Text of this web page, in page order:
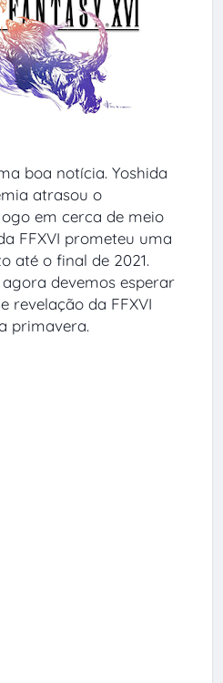
boa notícia. Yoshida
atrasou o
em cerca de meio
FFXVI prometeu uma
até o final de 2021.
devemos esperar
revelação da FFXVI
primavera.